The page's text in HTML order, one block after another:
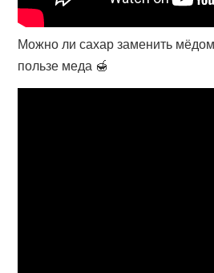
Можно ли сахар заменить
пользе меда 🍯